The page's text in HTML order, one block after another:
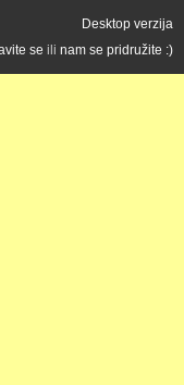
Desktop verzija
se ili nam se pridružite :)